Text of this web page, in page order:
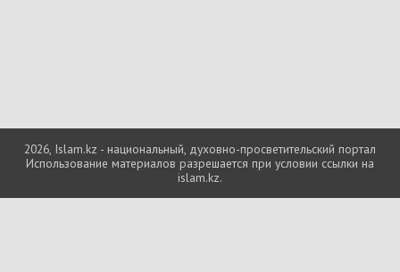
2026, Islam.kz - национальный, духовно-просветительский портал
Использование материалов разрешается при условии ссылки на
islam.kz.